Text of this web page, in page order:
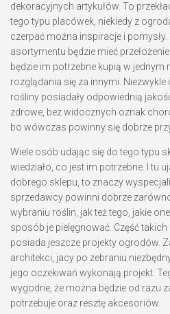
dekoracyjnych artykułów. To
tego typu placówek, niekiedy z
czerpać można inspiracje i
asortymentu będzie mieć
będzie im potrzebne kupią w
rozglądania się za innymi.
rośliny posiadały odpowiednią
zdrowe, bez widocznych oznak
bo wówczas powinny się dobrze
Wiele osób udając się do tego typu
wiedziało, co jest im potrzebne. I tu
dobrego sklepu, to znaczy
sprzedawcy powinni dobrze
wybraniu roślin, jak też tego, jakie
sposób je pielęgnować. Część
posiada jeszcze projekty ogrodów.
architekci, jacy po zebraniu
jego oczekiwań wykonają projekt.
wygodne, że można będzie od razu
potrzebuje oraz resztę akcesoriów.